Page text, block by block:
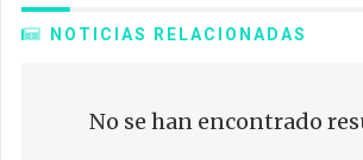
NOTICIAS RELACIONADAS
No se han encontrado